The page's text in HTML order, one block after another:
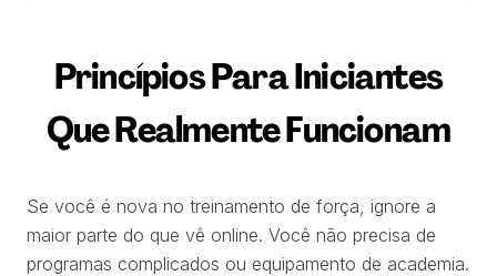
Princípios Para Iniciantes
Que Realmente Funcionam
Se você é nova no treinamento de força, ignore a
maior parte do que vê online. Você não precisa de
programas complicados ou equipamento de academia.